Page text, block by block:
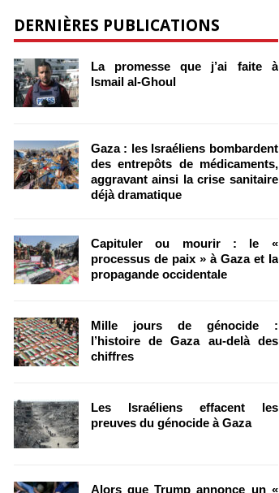
DERNIÈRES PUBLICATIONS
La promesse que j’ai faite à
Ismail al-Ghoul
Gaza : les Israéliens bombardent
des entrepôts de médicaments,
aggravant ainsi la crise sanitaire
déjà dramatique
Capituler ou mourir : le «
processus de paix » à Gaza et la
propagande occidentale
Mille jours de génocide :
l’histoire de Gaza au-delà des
chiffres
Les Israéliens effacent les
preuves du génocide à Gaza
Alors que Trump annonce un «